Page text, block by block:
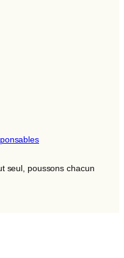
seul, poussons chacun